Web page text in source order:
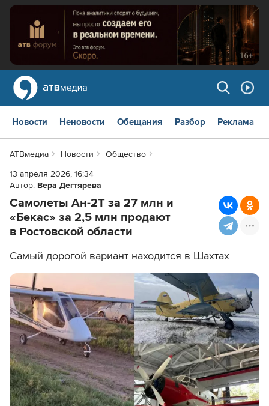
Новости Неновости Обещания Разбор Реклама
АТВмедиа Новости
Общество
13 апреля 2026, 16:34
Автор: Вера Дегтярева
Самолеты Ан-2Т за 27 млн и
«Бекас» за 2,5 млн продают
в Ростовской области
Самый дорогой вариант находится в Шахтах